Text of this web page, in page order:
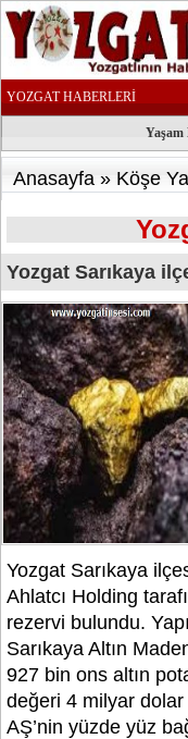
YOZGAT HABERLERİ
Yaşam
Anasayfa » Köşe
Yozgat Sarıkaya
Yozgat Sarıkaya
Ahlatcı Holding
rezervi bulundu.
Sarıkaya Altın
927 bin ons altın
değeri 4 milyar
AŞ’nin yüzde yüz